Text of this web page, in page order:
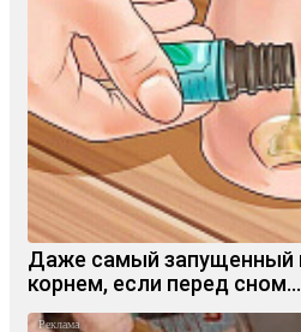
Даже самый запущенный
корнем, если перед сном…